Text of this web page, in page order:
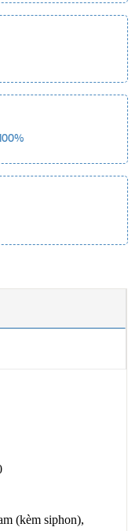
(kèm siphon),